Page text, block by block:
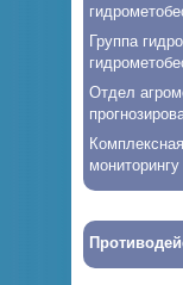
Группа
Отдел